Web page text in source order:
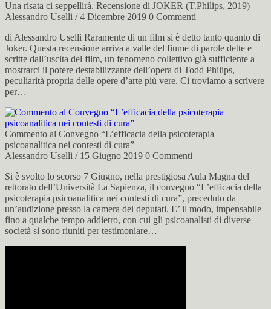
Una risata ci seppellirà. Recensione di JOKER (T.Philips, 2019)
Alessandro Uselli / 4 Dicembre 2019 0 Commenti
di Alessandro Uselli Raramente di un film si è detto tanto quanto di
Joker. Questa recensione arriva a valle del fiume di parole dette e
scritte dall’uscita del film, un fenomeno collettivo già sufficiente a
mostrarci il potere destabilizzante dell’opera di Todd Philips,
peculiarità propria delle opere d’arte più vere. Ci troviamo a scrivere
per…
Commento al Convegno “L’efficacia della psicoterapia
psicoanalitica nei contesti di cura”
Alessandro Uselli / 15 Giugno 2019 0 Commenti
Si è svolto lo scorso 7 Giugno, nella prestigiosa Aula Magna del
rettorato dell’Università La Sapienza, il convegno “L’efficacia della
psicoterapia psicoanalitica nei contesti di cura”, preceduto da
un’audizione presso la camera dei deputati. E’ il modo, impensabile
fino a qualche tempo addietro, con cui gli psicoanalisti di diverse
società si sono riuniti per testimoniare…